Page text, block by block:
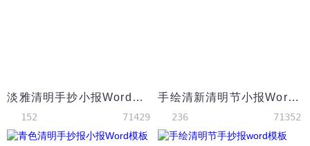
淡雅清明手抄小报Word模板
152 71429
手绘清新清明节小报Word模板
236 71352